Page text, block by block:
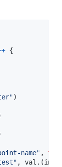
{
)
name" ,
, val . (int